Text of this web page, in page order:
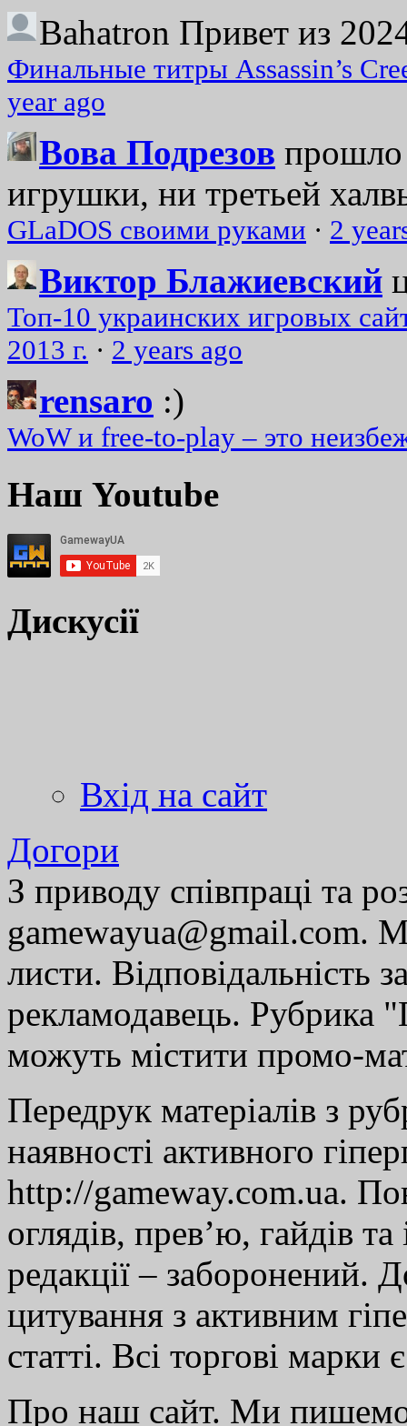
Bahatron Привет из
Финальные титры Assassin’s
year ago
Вова Подрезов прошло
игрушки, ни третьей
GLaDOS своими руками · 2
Виктор Блажиевский
Топ-10 украинских игровых
2013 г. · 2 years ago
rensaro :)
WoW и free-to-play – это
Наш Youtube
Дискусії
Вхід на сайт
Догори
З приводу співпраці та
gamewayua@gmail.com.
листи. Відповідальність
рекламодавець. Рубрика
можуть містити промо-
Передрук матеріалів з
наявності активного
http://gameway.com.ua.
оглядів, прев’ю, гайдів
редакції – заборонений.
цитування з активним
статті. Всі торгові марки
Про наш сайт. Ми